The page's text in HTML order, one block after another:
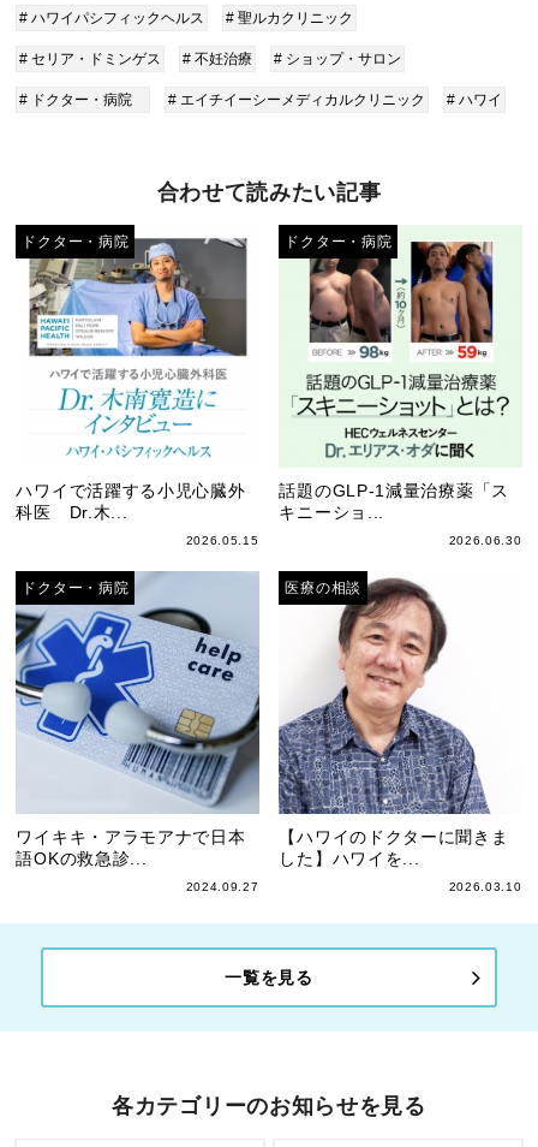
# ハワイパシフィックヘルス # 聖ルカクリニック
# セリア・ドミンゲス # 不妊治療 # ショップ・サロン
# ドクター・病院 # エイチイーシーメディカルクリニック # ハワイ
合わせて読みたい記事
ドクター・病院
ハワイで活躍する小児心臓外
科医 Dr.木...
2026.05.15
ドクター・病院
話題のGLP-1減量治療薬「ス
キニーショ...
2026.06.30
ドクター・病院
ワイキキ・アラモアナで日本
語OKの救急診...
2024.09.27
医療の相談
【ハワイのドクターに聞きま
した】ハワイを...
2026.03.10
一覧を見る
各カテゴリーのお知らせを見る